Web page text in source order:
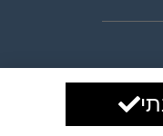
ביבר גלובל